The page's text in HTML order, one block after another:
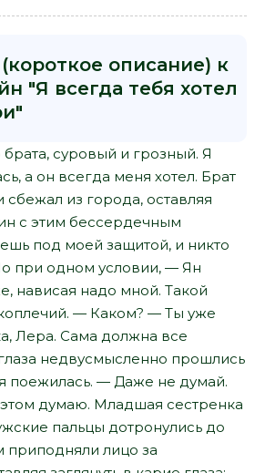
описание) к
"Я всегда тебя хотел
суровый и грозный. Я
а он всегда меня хотел. Брат
из города, оставляя
с этим бессердечным
под моей защитой, и никто
при одном условии, — Ян
нависая надо мной. Такой
— Каком? — Ты уже
Лера. Сама должна все
недвусмысленно прошлись
поежилась. — Даже не думай.
думаю. Младшая сестренка
пальцы дотронулись до
приподняли лицо за